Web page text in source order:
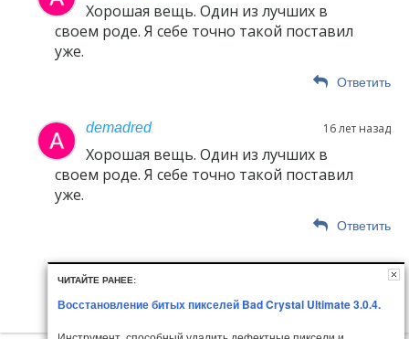
Хорошая вещь. Один из лучших в
своем роде. Я себе точно такой поставил
уже.
Ответить
demadred 16 лет назад
Хорошая вещь. Один из лучших в
своем роде. Я себе точно такой поставил
уже.
Ответить
ЧИТАЙТЕ РАНЕЕ:
Восстановление битых пикселей Bad Crystal Ultimate 3.0.4.